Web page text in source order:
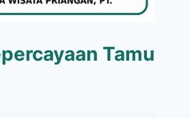
Tamu